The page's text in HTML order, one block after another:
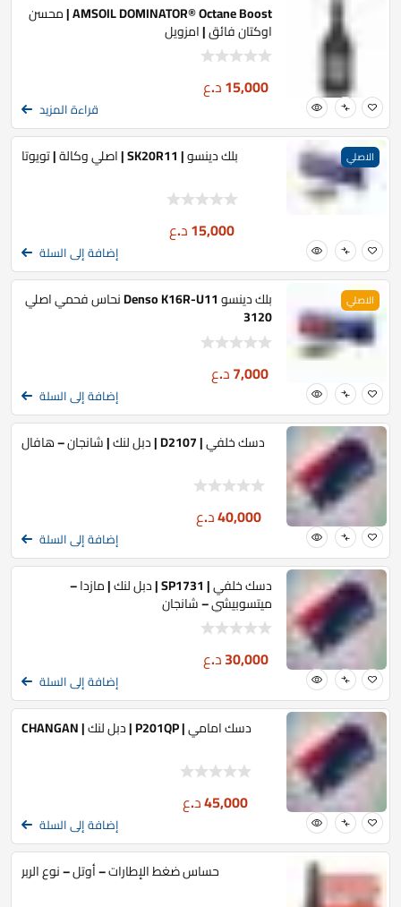
AMSOIL DOMINATOR® Octane Boost | محسن
اوكتان فائق | امزويل
15,000د.ع
قراءة المزيد
الاصلي بلك دينسو | SK20R11 | اصلي وكالة | تويوتا
15,000د.ع
إضافة إلى السلة
الاصلي بلك دينسو Denso K16R-U11 نحاس فحمي اصلي
3120
7,000د.ع
إضافة إلى السلة
دسك خلفي | D2107 | دبل لنك | شانجان – هافال
40,000د.ع
إضافة إلى السلة
دسك خلفي | SP1731 | دبل لنك | مازدا –
ميتسوبيشي – شانجان
30,000د.ع
إضافة إلى السلة
دسك امامي | P201QP | دبل لنك | CHANGAN
45,000د.ع
إضافة إلى السلة
حساس ضغط الإطارات – أوتل – نوع الربر